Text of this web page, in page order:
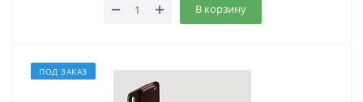
В корзину
ПОД ЗАКАЗ